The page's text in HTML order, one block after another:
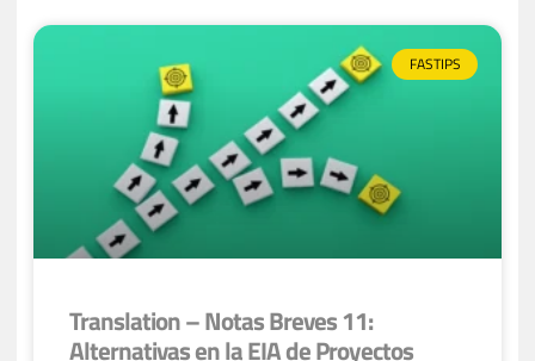
FASTIPS
Translation – Notas Breves 11:
Alternativas en la EIA de Proyectos